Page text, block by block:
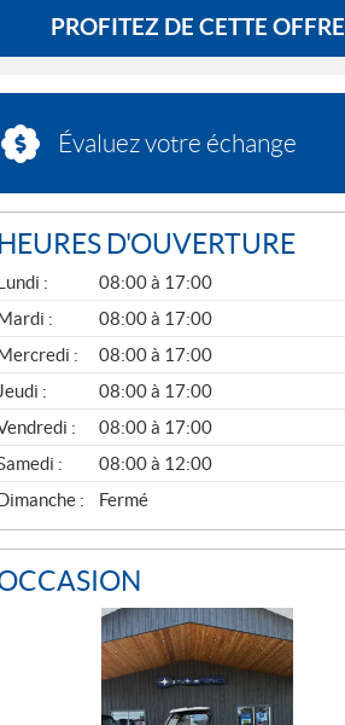
PROFITEZ DE CETTE OFFRE
Évaluez votre échange
HEURES D'OUVERTURE
:
08:00 à 17:00
:
08:00 à 17:00
:
08:00 à 17:00
Jeudi :
08:00 à 17:00
:
08:00 à 17:00
:
08:00 à 12:00
:
Fermé